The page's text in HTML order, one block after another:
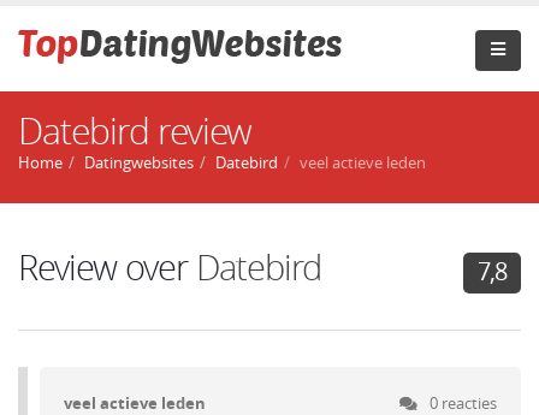
Datebird review
Home Datingwebsites Datebird veel actieve leden
Review over Datebird 7,8
veel actieve leden 0 reacties